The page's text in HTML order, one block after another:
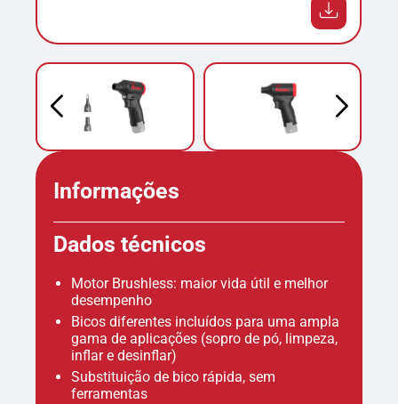
Informações
Dados técnicos
Motor Brushless: maior vida útil e melhor
desempenho
Bicos diferentes incluídos para uma ampla
gama de aplicações (sopro de pó, limpeza,
inflar e desinflar)
Substituição de bico rápida, sem
ferramentas